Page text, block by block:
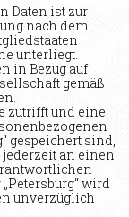
Daten ist zur
nach dem
unterliegt.
in Bezug auf
gemäß
zutrifft und eine
gespeichert sind,
an einen
wird
unverzüglich